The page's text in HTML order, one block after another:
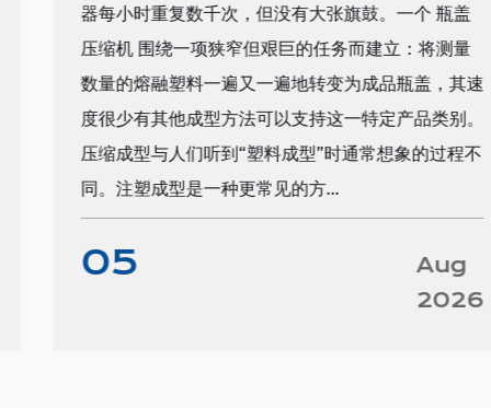
器每小时重复数千次，但没有大张旗鼓。一个 瓶盖
压缩机 围绕一项狭窄但艰巨的任务而建立：将测量
数量的熔融塑料一遍又一遍地转变为成品瓶盖，其速
度很少有其他成型方法可以支持这一特定产品类别。
压缩成型与人们听到“塑料成型”时通常想象的过程不
同。注塑成型是一种更常见的方...
05
Aug
2026